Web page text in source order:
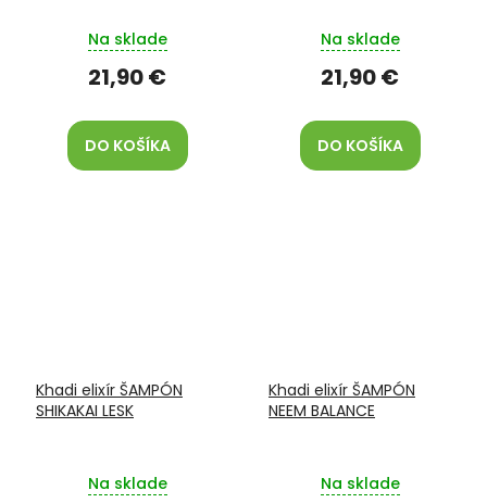
Na sklade
21,90 €
DO KOŠÍKA
Na sklade
21,90 €
DO KOŠÍKA
Khadi elixír ŠAMPÓN
SHIKAKAI LESK
Na sklade
Khadi elixír ŠAMPÓN
NEEM BALANCE
Na sklade